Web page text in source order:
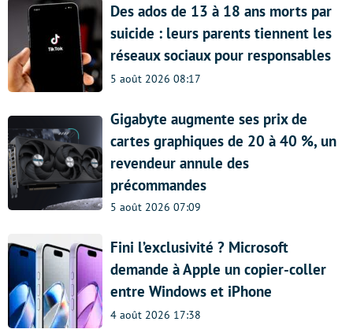
Des ados de 13 à 18 ans morts par
suicide : leurs parents tiennent les
réseaux sociaux pour responsables
5 août 2026 08:17
Gigabyte augmente ses prix de
cartes graphiques de 20 à 40 %, un
revendeur annule des
précommandes
5 août 2026 07:09
Fini l’exclusivité ? Microsoft
demande à Apple un copier-coller
entre Windows et iPhone
4 août 2026 17:38